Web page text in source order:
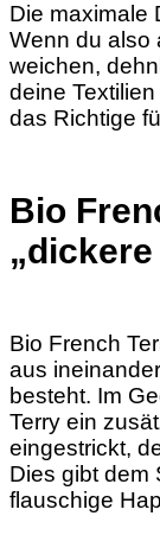
Die maximale
Wenn du also
weichen,
deine
das Richtige
Bio
Bio French
aus
besteht. Im
Terry ein
eingestrickt,
Dies gibt dem
flauschige